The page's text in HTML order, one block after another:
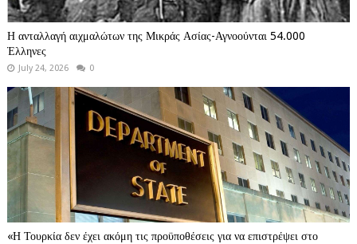
Η ανταλλαγή αιχμαλώτων της Μικράς Ασίας-Αγνοούνται 54.000
Έλληνες
July 24, 2026 0
«Η Τουρκία δεν έχει ακόμη τις προϋποθέσεις για να επιστρέψει στο